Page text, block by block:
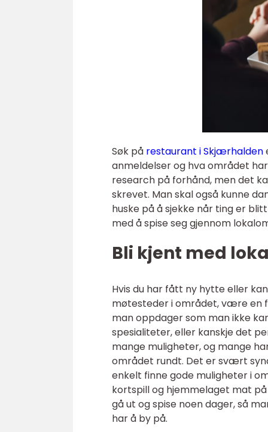
Søk på restaurant i Skjærhalden
anmeldelser og hva området
research på forhånd, men det
skrevet. Man skal også kunne
huske på å sjekke når ting er
med å spise seg gjennom
Bli kjent med
Hvis du har fått ny hytte eller
møtesteder i området, være en
man oppdager som man ikke
spesialiteter, eller kanskje det
mange muligheter, og mange
området rundt. Det er svært
enkelt finne gode muligheter i
kortspill og hjemmelaget mat
gå ut og spise noen dager, så
har å by på.